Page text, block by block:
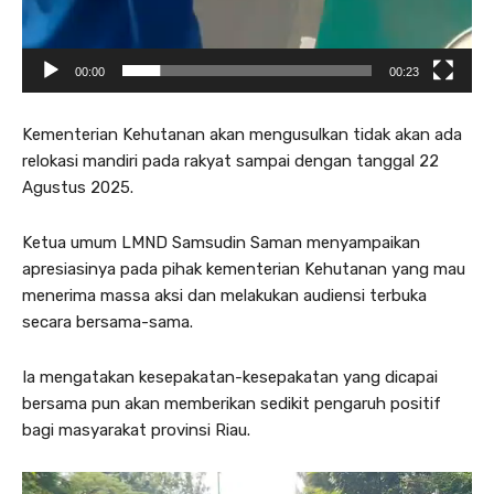
00:00 00:23
Kementerian Kehutanan akan mengusulkan tidak akan ada
relokasi mandiri pada rakyat sampai dengan tanggal 22
Agustus 2025.
Ketua umum LMND Samsudin Saman menyampaikan
apresiasinya pada pihak kementerian Kehutanan yang mau
menerima massa aksi dan melakukan audiensi terbuka
secara bersama-sama.
Ia mengatakan kesepakatan-kesepakatan yang dicapai
bersama pun akan memberikan sedikit pengaruh positif
bagi masyarakat provinsi Riau.
P